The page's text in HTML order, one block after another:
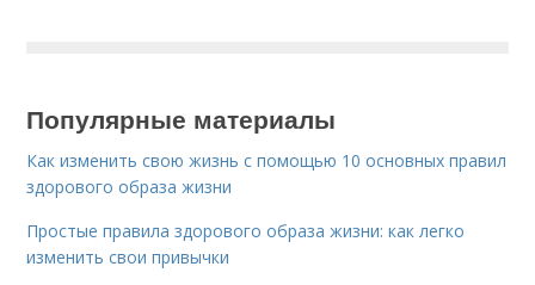
Популярные материалы
Как изменить свою жизнь с помощью 10 основных правил
здорового образа жизни
Простые правила здорового образа жизни: как легко
изменить свои привычки